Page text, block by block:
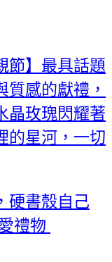
節】最具話題
質感的獻禮，
晶玫瑰閃耀著
的星河，一切
硬書殼自己
禮物